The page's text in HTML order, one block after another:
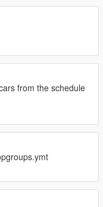
from the schedule